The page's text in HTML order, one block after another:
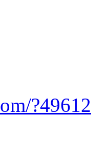
?49612